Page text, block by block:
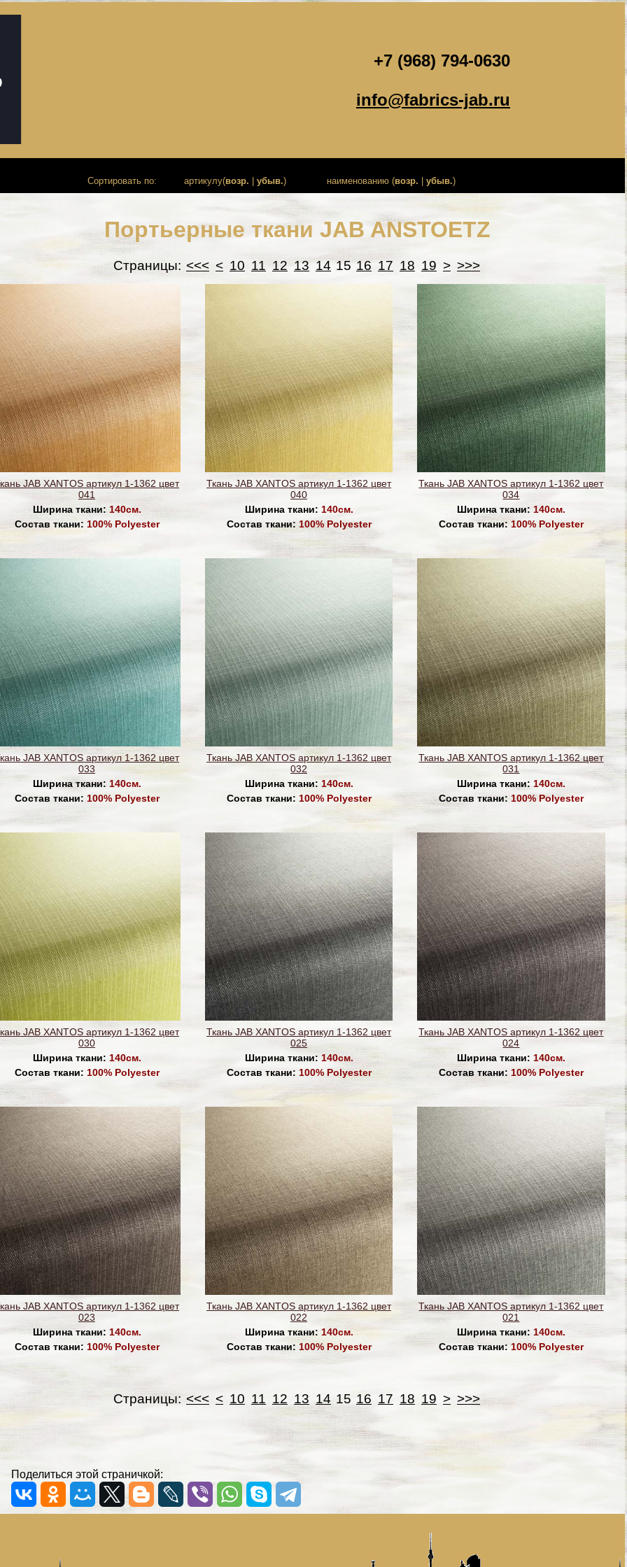
+7 (968) 794-0630
info@fabrics-jab.ru
Сортировать по: артикулу(возр. убыв.) наименованию (возр. убыв.)
Портьерные ткани JAB ANSTOETZ
Страницы: <<< < 10 11 12 13 14 15 16 17 18 19 > >>>
JAB XANTOS артикул 1-1362 цвет
041
Ширина ткани: 140см.
Состав ткани: 100% Polyester
Ткань JAB XANTOS артикул 1-1362 цвет
040
Ширина ткани: 140см.
Состав ткани: 100% Polyester
Ткань JAB XANTOS артикул 1-1362 цвет
034
Ширина ткани: 140см.
Состав ткани: 100% Polyester
JAB XANTOS артикул 1-1362 цвет
033
Ширина ткани: 140см.
Состав ткани: 100% Polyester
Ткань JAB XANTOS артикул 1-1362 цвет
032
Ширина ткани: 140см.
Состав ткани: 100% Polyester
Ткань JAB XANTOS артикул 1-1362 цвет
031
Ширина ткани: 140см.
Состав ткани: 100% Polyester
JAB XANTOS артикул 1-1362 цвет
030
Ширина ткани: 140см.
Состав ткани: 100% Polyester
Ткань JAB XANTOS артикул 1-1362 цвет
025
Ширина ткани: 140см.
Состав ткани: 100% Polyester
Ткань JAB XANTOS артикул 1-1362 цвет
024
Ширина ткани: 140см.
Состав ткани: 100% Polyester
JAB XANTOS артикул 1-1362 цвет
023
Ширина ткани: 140см.
Состав ткани: 100% Polyester
Ткань JAB XANTOS артикул 1-1362 цвет
022
Ширина ткани: 140см.
Состав ткани: 100% Polyester
Ткань JAB XANTOS артикул 1-1362 цвет
021
Ширина ткани: 140см.
Состав ткани: 100% Polyester
Страницы: <<< < 10 11 12 13 14 15 16 17 18 19 > >>>
Поделиться этой страничкой: